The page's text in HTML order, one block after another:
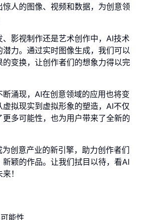
人的图像、视频和数据，为创意领
影视制作还是艺术创作中，AI技术
力。通过实时图像生成，我们可以
变换，让创作者们的想象力得以完
涌现，AI在创意领域的应用也将变
拟现实到虚拟形象的塑造，AI不仅
更多可能性，也为用户带来了全新的
创意产业的新引擎，助力创作者们
颖的作品。让我们拭目以待，看AI
！